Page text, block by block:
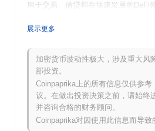
用于交易、借贷和在快速发展的DeFi
DUSD何时以及如何开始的？
目的愿景和技术框架。该项目于2021
发者和早期用户实验其功能。经过成
线，标志着代币的首次公开可用。 早
去中心化的数字货币，以便在各种平
分配通过公平启动模型于2021年4月
用，而不受传统筹款方法的限制。这
融入更广泛的加密货币生态系统奠定
展示更多
加密货币波动性极大，涉及重大风
部投资。
Coinpaprika上的所有信息仅供参
议。在做出投资决策之前，请始终
并咨询合格的财务顾问。
Coinpaprika对因使用此信息而导致